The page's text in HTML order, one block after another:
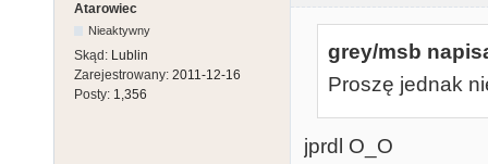
Atarowiec
Nieaktywny
Skąd: Lublin
Zarejestrowany: 2011-12-16
Posty: 1,356
grey/msb
Proszę jednak
jprdl O_O